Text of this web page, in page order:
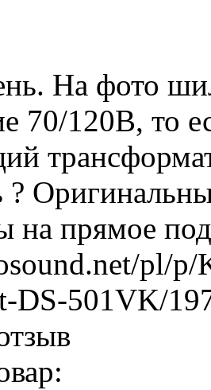
На фото
70/120В, то
?
на прямое
pl/
DS-501VK/